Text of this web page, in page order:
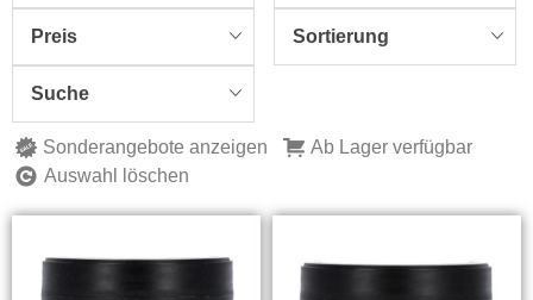
Preis Sortierung
Suche
Sonderangebote anzeigen
Ab Lager verfügbar
Auswahl löschen